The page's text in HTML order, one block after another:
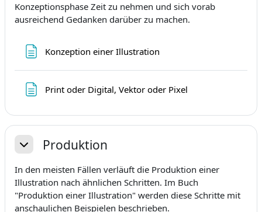
Konzeptionsphase Zeit zu nehmen und sich vorab
ausreichend Gedanken darüber zu machen.
Konzeption einer Illustration
Print oder Digital, Vektor oder Pixel
Sažmi Produktion
In den meisten Fällen verläuft die Produktion einer
Illustration nach ähnlichen Schritten. Im Buch
"Produktion einer Illustration" werden diese Schritte mit
anschaulichen Beispielen beschrieben.